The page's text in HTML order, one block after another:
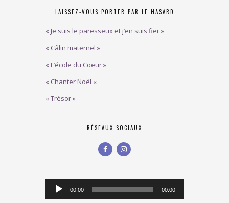
LAISSEZ-VOUS PORTER PAR LE HASARD
« Je suis le paresseux et j’en suis fier »
« Câlin maternel »
« L’école du Coeur »
« Chanter Noël «
« Trésor »
RÉSEAUX SOCIAUX
Lecteur
audio
00:00 00:00